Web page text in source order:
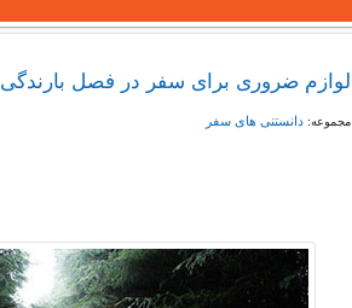
لوازم ضروری برای سفر در فصل بارندگی
مجموعه:دانستنی های سفر